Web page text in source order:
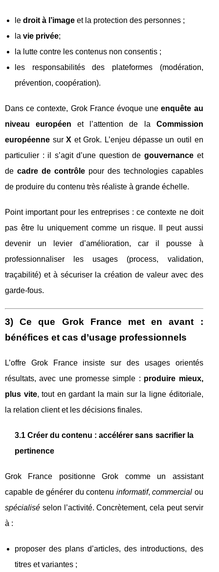
le droit à l’image et la protection des personnes ;
la vie privée;
la lutte contre les contenus non consentis ;
les responsabilités des plateformes (modération,
prévention, coopération).
Dans ce contexte, Grok France évoque uneenquête au
niveau européen et l’attention de la Commission
européenne surX et Grok. L’enjeu dépasse un outil en
particulier : il s’agit d’une question degouvernance et
de cadre de contrôlepour des technologies capables
de produire du contenu très réaliste à grande échelle.
Point important pour les entreprises : ce contexte ne doit
pas être lu uniquement comme un risque. Il peut aussi
devenir un levier d’amélioration, car il pousse à
professionnaliser les usages (process, validation,
traçabilité) et à sécuriser la création de valeur avec des
garde-fous.
3) Ce que Grok France met en avant :
bénéfices et cas d’usage professionnels
L’offre Grok France insiste sur des usages orientés
résultats, avec une promesse simple : produire mieux,
plus vite, tout en gardant la main sur la ligne éditoriale,
la relation client et les décisions finales.
3.1 Créer du contenu : accélérer sans sacrifier la
pertinence
Grok France positionne Grok comme un assistant
capable de générer du contenu informatif,commercial ou
spécialisé selon l’activité. Concrètement, cela peut servir
à :
proposer des plans d’articles, des introductions, des
titres et variantes ;